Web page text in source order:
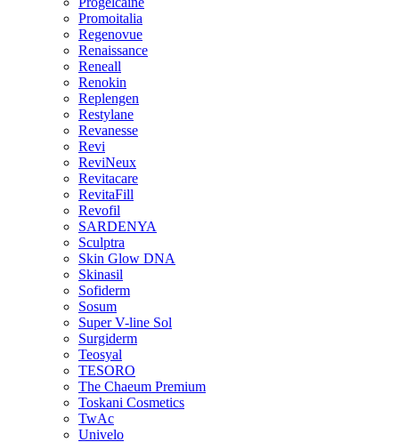
Promoitalia
Regenovue
Renaissance
Reneall
Renokin
Replengen
Restylane
Revanesse
Revi
ReviNeux
Revitacare
RevitaFill
Revofil
SARDENYA
Sculptra
Skin Glow DNA
Skinasil
Sofiderm
Sosum
Super V-line Sol
Surgiderm
Teosyal
TESORO
The Chaeum Premium
Toskani Cosmetics
TwAc
Univelo